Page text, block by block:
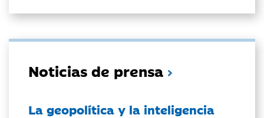
Noticias de prensa
La geopolítica y la inteligencia